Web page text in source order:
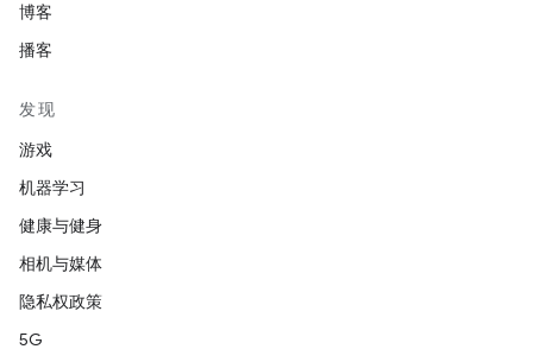
博客
播客
发现
游戏
机器学习
健康与健身
相机与媒体
隐私权政策
5G